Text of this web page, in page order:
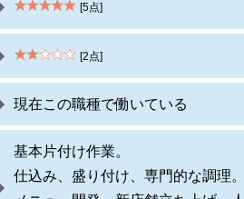
[5点]
[2点]
現在この職種で働いている
基本片付け作業。
仕込み、盛り付け、専門的な調理。